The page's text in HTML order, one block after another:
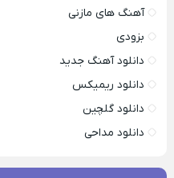
آهنگ های مازنی
بزودی
دانلود آهنگ جدید
دانلود ریمیکس
دانلود گلچین
دانلود مداحی